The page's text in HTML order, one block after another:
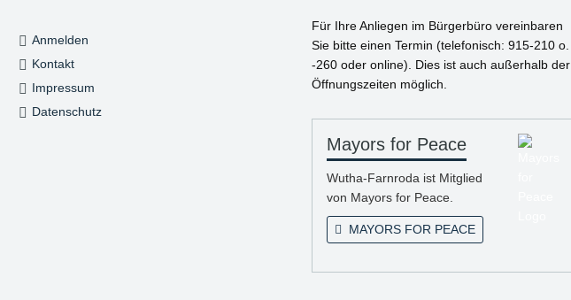
Anmelden
Kontakt
Impressum
Datenschutz
Für Ihre Anliegen im Bürgerbüro vereinbaren
Sie bitte einen Termin (telefonisch: 915-210 o.
-260 oder online). Dies ist auch außerhalb der
Öffnungszeiten möglich.
Mayors for Peace
Wutha-Farnroda ist Mitglied
von Mayors for Peace.
MAYORS FOR PEACE